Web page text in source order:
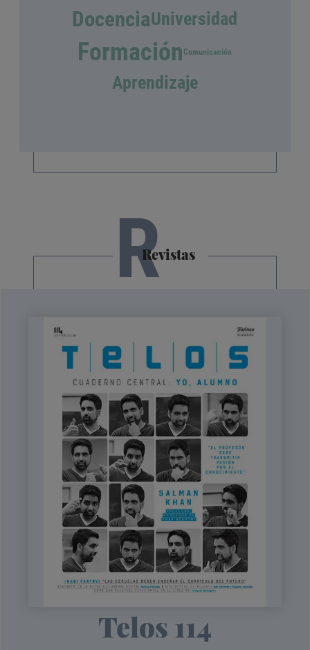
DocenciaUniversidad
Formación Comunicación
Aprendizaje
RRevistas
Telos 114